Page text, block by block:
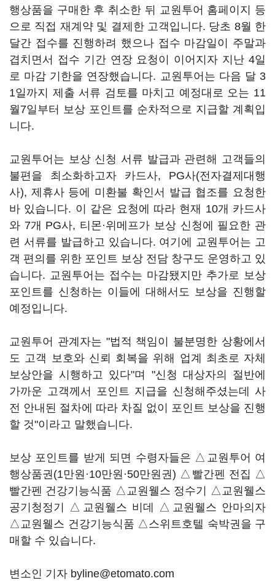
행상품을 구매한 후 취소한 뒤 교원투어 홈페이지 등
으로 직접 재계약 및 결제한 고객입니다. 당초 8월 한
달간 접수를 진행하려 했으나 접수 마감일이 주말과
겹치면서 접수 기간 연장 요청이 이어지자 지난 4일
로 마감 기한을 연장했습니다. 교원투어는 다음 달 3
1일까지 제출 서류 검토를 마치고 예정대로 오는 11
월7일부터 보상 포인트를 순차적으로 지급할 계획입
니다.
교원투어는 보상 신청 서류 발급과 관련해 고객들의
불편을 최소화하고자 카드사, PG사(전자결제대행
사), 제휴사 등에 미환불 확인서 발급 협조를 요청한
바 있습니다. 이 같은 요청에 따라 현재 10개 카드사
와 7개 PG사, 티몬·위메프가 보상 신청에 필요한 관
련 서류를 발급하고 있습니다. 여기에 교원투어는 고
객 편의를 위한 포인트 보상 전담 창구도 운영하고 있
습니다. 교원투어는 접수는 마감됐지만 추가로 보상
포인트를 신청하는 이들에 대해서도 보상을 진행할
예정입니다.
교원투어 관계자는 "법적 책임이 불분명한 상황에서
도 고객 보호와 신뢰 회복을 위해 업계 최초로 자체
보상안을 시행하고 있다"며 "신청 대상자의 절반에
가까운 고객께서 포인트 지급을 신청해주셨는데 사
전 안내된 절차에 따라 차질 없이 포인트 보상을 진행
할 것"이라고 말했습니다.
보상 포인트를 받게 되면 수령자들은 △교원투어 여
행상품권(1만원·10만원·50만원권) △빨간펜 전집 △
빨간펜 건강기능식품 △교원웰스 정수기 △교원웰스
공기청정기 △교원웰스 비데 △교원웰스 안마의자
△교원웰스 건강기능식품 △스위트호텔 숙박권을 구
매할 수 있습니다.
변소인 기자 byline@etomato.com